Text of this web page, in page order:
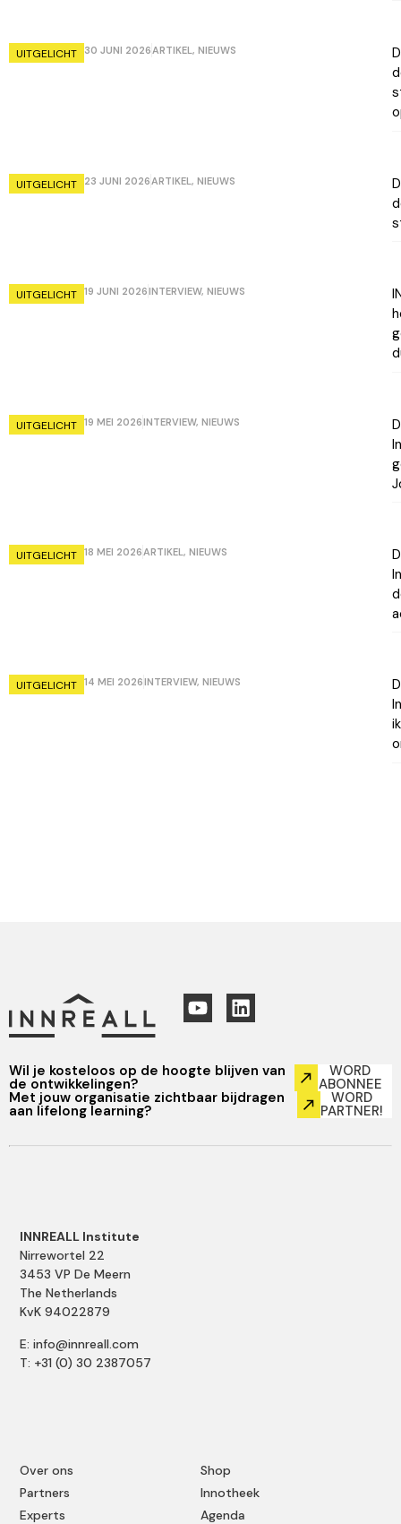
UITGELICHT 30 JUNI 2026ARTIKEL, NIEUWS
UITGELICHT 23 JUNI 2026ARTIKEL, NIEUWS
UITGELICHT 19 JUNI 2026INTERVIEW, NIEUWS
UITGELICHT 19 MEI 2026INTERVIEW, NIEUWS
UITGELICHT 18 MEI 2026ARTIKEL, NIEUWS
UITGELICHT 14 MEI 2026INTERVIEW, NIEUWS
Wil je kosteloos op de hoogte blijven van
de ontwikkelingen?
WORD
ABONNEE
Met jouw organisatie zichtbaar bijdragen
aan lifelong learning?
WORD
PARTNER!
Shop
Innotheek
Agenda
Over ons
Partners
Experts
INNREALL Institute
Nirrewortel 22
3453 VP De Meern
The Netherlands
KvK 94022879
E: info@innreall.com
T: +31 (0) 30 2387057